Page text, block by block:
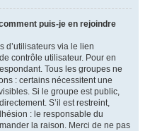
puis-je en rejoindre
d’utilisateurs via le lien
contrôle utilisateur. Pour en
Tous les groupes ne
: certains nécessitent une
Si le groupe est public,
S’il est restreint,
: le responsable du
la raison. Merci de ne pas